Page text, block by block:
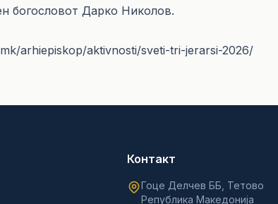
богословот Дарко Николов.
arhiepiskop/aktivnosti/sveti-tri-јеrarsi-2026/
Контакт
Гоце Делчев ББ, Тетово
Република Македонија